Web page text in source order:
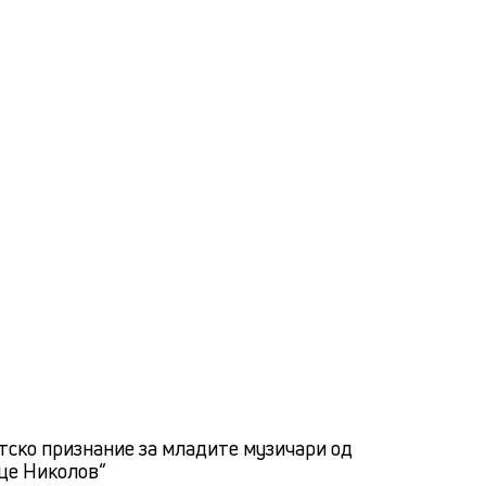
признание за младите музичари од
Николов“